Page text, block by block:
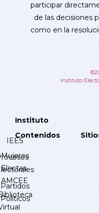
participar
de las decisiones
como en la
Instituto
Instituto
IEES
Partidos
Políticos
Contenidos
Mujeres
Electas
AMCEE